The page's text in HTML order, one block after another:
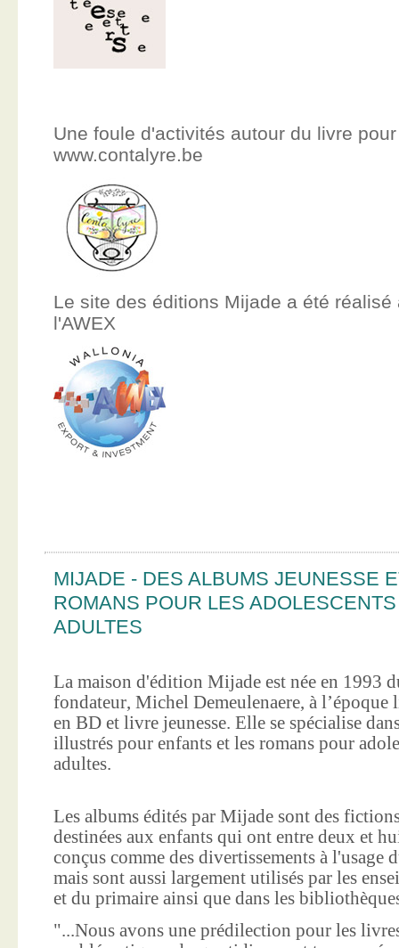
Une foule d'activités autour du livre
www.contalyre.be
Le site des éditions Mijade a été réalisé
l'AWEX
MIJADE - DES ALBUMS JEUNESSE
ROMANS POUR LES
ADULTES
La maison d'édition Mijade est née en 1993
fondateur, Michel Demeulenaere, à l’époque
en BD et livre jeunesse. Elle se spécialise
illustrés pour enfants et les romans pour
adultes.
Les albums édités par Mijade sont des
destinées aux enfants qui ont entre deux et
conçus comme des divertissements à
mais sont aussi largement utilisés par les
et du primaire ainsi que dans les
"...Nous avons une prédilection pour les